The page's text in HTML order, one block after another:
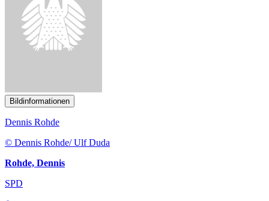
© Dennis Rohde/ Ulf Duda
Rohde, Dennis
SPD
()